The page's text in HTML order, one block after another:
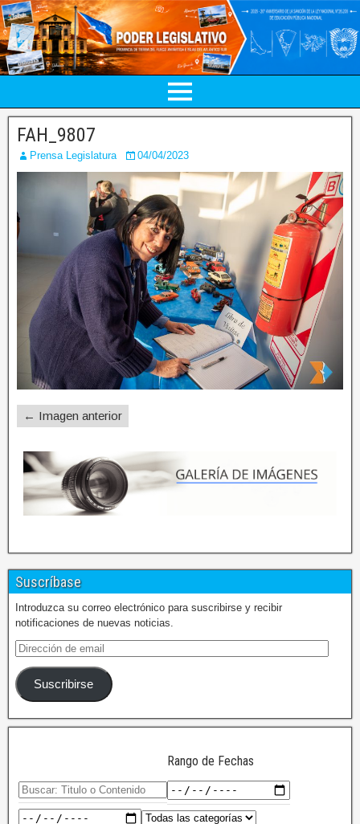
FAH_9807
Prensa Legislatura 04/04/2023
← Imagen anterior
Suscríbase
Introduzca su correo electrónico para suscribirse y recibir
notificaciones de nuevas noticias.
Suscribirse
Rango de Fechas